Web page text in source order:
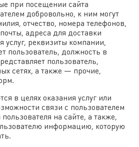
при посещении сайта
добровольно, к ним могут
отчество, номера телефонов,
адреса для доставки
услуг, реквизиты компании,
пользователь, должность в
пользователь,
сетях, а также — прочие,
в целях оказания услуг или
связи с пользователем
на сайте, а также,
информацию, которую